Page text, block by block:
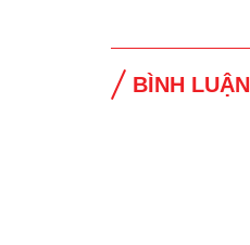
BÌNH LUẬN